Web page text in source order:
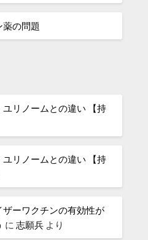
の問題
ユリノームとの違い 【持
ユリノームとの違い 【持
ーワクチンの有効性が
に志願兵 より